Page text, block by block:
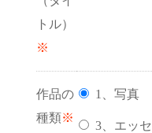
トル）
※
作品の
種類※
1、
3、エッ